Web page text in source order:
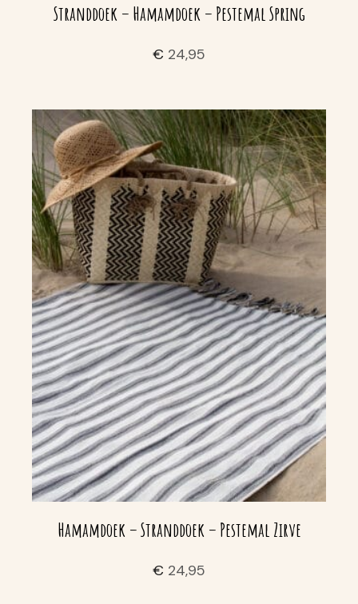
Stranddoek – Hamamdoek – Pestemal Spring
€ 24,95
Hamamdoek – Stranddoek – Pestemal Zirve
€ 24,95